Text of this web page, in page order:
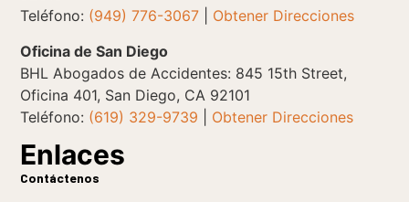
Teléfono: (949) 776-3067
Obtener Direcciones
Oficina de San Diego
BHL Abogados de Accidentes: 845 15th Street,
Oficina 401, San Diego, CA 92101
Teléfono: (619) 329-9739 Obtener Direcciones
Enlaces
Contáctenos